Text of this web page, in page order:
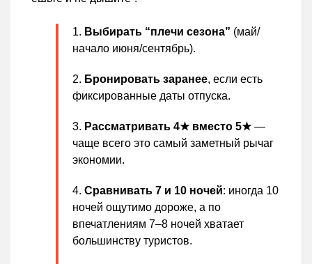
Выбирать “плечи сезона” (май/
начало июня/сентябрь).
Бронировать заранее, если есть
фиксированные даты отпуска.
Рассматривать 4★ вместо 5★—
чаще всего это самый заметный рычаг
экономии.
Сравнивать 7 и 10 ночей: иногда 10
ночей ощутимо дороже, а по
впечатлениям 7–8 ночей хватает
большинству туристов.